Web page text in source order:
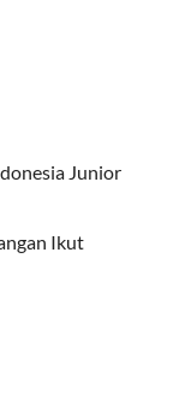
Junior
Ikut